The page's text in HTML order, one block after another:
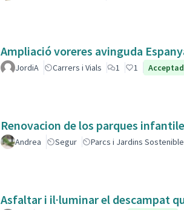
Ampliació voreres avinguda
JordiA Carrers i Vials 1 1
Renovacion de los parques
Andrea Segur Parcs i Jardins
Asfaltar i il·luminar el descampat